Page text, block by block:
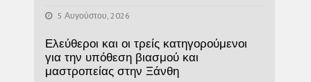
5 Αυγούστου, 2026
Ελεύθεροι και οι τρείς κατηγορούμενοι
για την υπόθεση βιασμού και
μαστροπείας στην Ξάνθη